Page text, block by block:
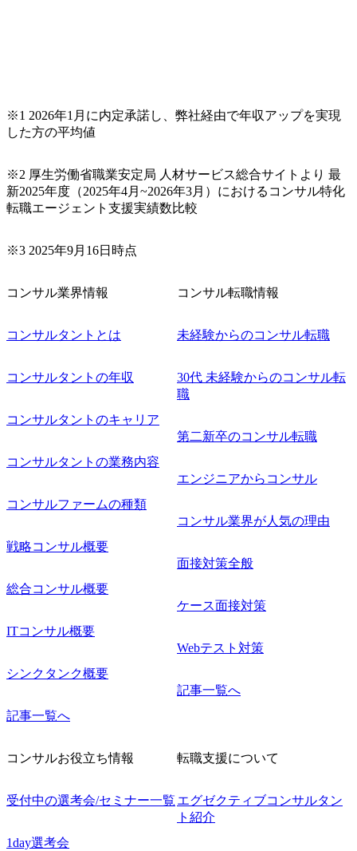
※1 2026年1月に内定承諾し、弊社経由で年収アップを実現
した方の平均値
※2 厚生労働省職業安定局 人材サービス総合サイトより 最
新2025年度（2025年4月~2026年3月）におけるコンサル特化
転職エージェント支援実績数比較
※3 2025年9月16日時点
コンサル業界情報
コンサルタントとは
コンサルタントの年収
コンサルタントのキャリア
コンサルタントの業務内容
コンサルファームの種類
戦略コンサル概要
総合コンサル概要
ITコンサル概要
シンクタンク概要
記事一覧へ
コンサル転職情報
未経験からのコンサル転職
30代 未経験からのコンサル転
職
第二新卒のコンサル転職
エンジニアからコンサル
コンサル業界が人気の理由
面接対策全般
ケース面接対策
Webテスト対策
記事一覧へ
コンサルお役立ち情報
受付中の選考会/セミナー一覧
1day選考会
転職支援について
エグゼクティブコンサルタン
ト紹介